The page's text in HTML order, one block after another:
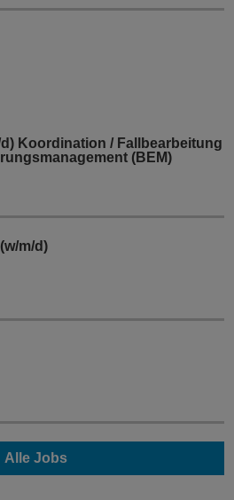
Koordination / Fallbearbeitung
(BEM)
m/d)
Alle Jobs